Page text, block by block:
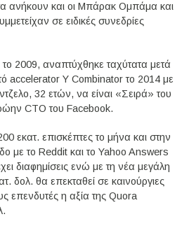
ανήκουν και οι Μπάρακ Ομπάμα και
σε ειδικές συνεδρίες
το 2009, αναπτύχθηκε ταχύτατα μετά
accelerator Υ Combinator το 2014 με
32 ετών, να είναι «Σειρά» του
CTO του Facebook.
εκατ. επισκέπτες το μήνα και στην
με τo Reddit και το Yahoo Answers
διαφημίσεις ενώ με τη νέα μεγάλη
δολ. θα επεκταθεί σε καινούργιες
επενδυτές η αξία της Quora